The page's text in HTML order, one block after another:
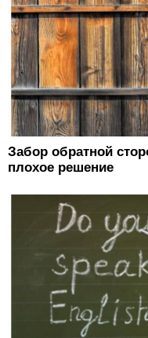
Забор обратной
плохое решение